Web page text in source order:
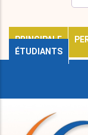
PRINCIPALE
ÉTUDIANTS